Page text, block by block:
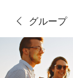
グループ